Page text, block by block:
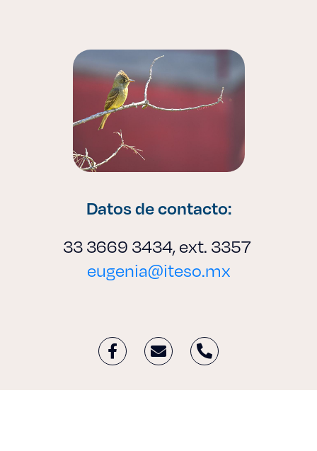
Datos de contacto:
33 3669 3434, ext. 3357
eugenia@iteso.mx